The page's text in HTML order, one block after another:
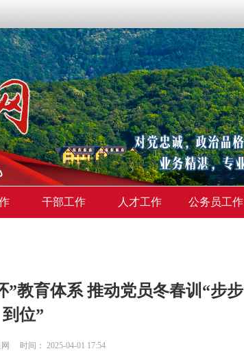
干部工作 人才工作 公务员工作
”教育体系 推动党员冬春训“步步
到位”
时间： 2025-04-01 17:54